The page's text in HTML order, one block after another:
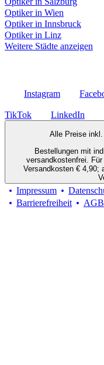
Optiker in Wien
Optiker in Innsbruck
Optiker in Linz
Weitere Städte anzeigen
Instagram
TikTok LinkedIn
Alle Preise
Bestellungen mit
versandkostenfrei.
Versandkosten € 4,90;
Impressum
Barrierefreiheit
AGB